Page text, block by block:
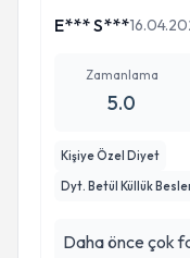
E*** S***
Zamanlama
5.0
Kişiye Özel Diyet
Dyt. Betül Küllük
Daha önce çok